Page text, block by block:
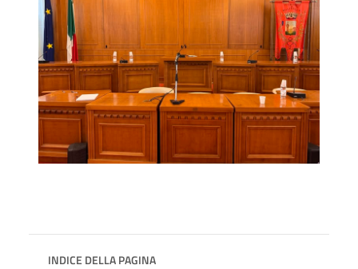
INDICE DELLA PAGINA